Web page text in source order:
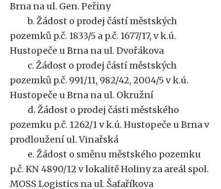
Brna na ul. Gen. Peřiny
b. Žádost o prodej částí městských
pozemků p.č. 1833/5 a p.č. 1677/17, v k.ú.
Hustopeče u Brna na ul. Dvořákova
c. Žádost o prodej částí městských
pozemků p.č. 991/11, 982/42, 2004/5 v k.ú.
Hustopeče u Brna na ul. Okružní
d. Žádost o prodej části městského
pozemku p.č. 1262/1 v k.ú. Hustopeče u Brna v
prodloužení ul. Vinařská
e. Žádost o směnu městského pozemku
p.č. KN 4890/12 v lokalitě Holiny za areál spol.
MOSS Logistics na ul. Šafaříkova